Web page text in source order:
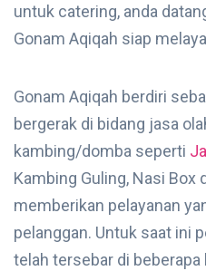
untuk catering, anda
Gonam Aqiqah siap
Gonam Aqiqah berdiri
bergerak di bidang jasa
kambing/domba seperti
Kambing Guling, Nasi Box
memberikan pelayanan
pelanggan. Untuk saat ini
telah tersebar di